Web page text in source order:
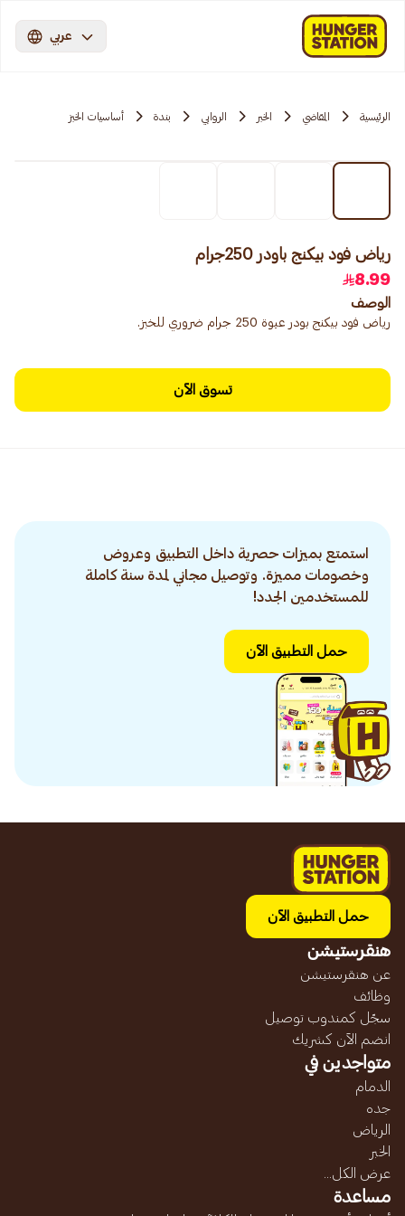
عربي
الرئيسية المقاضي الخبر الروابي بندة أساسيات الخبز
رياض فود بيكنج باودر 250جرام
8.99
الوصف
رياض فود بيكنج بودر عبوة 250 جرام ضروري للخبز.
تسوق الآن
استمتع بميزات حصرية داخل التطبيق وعروض
وخصومات مميزة. وتوصيل مجاني لمدة سنة كاملة
للمستخدمين الجدد!
حمل التطبيق الآن
حمل التطبيق الآن
هنقرستيشن
عن هنقرستيشن
وظائف
سجّل كمندوب توصيل
انضم الآن كشريك
متواجدين في
الدمام
جده
الرياض
الخبر
عرض الكل...
مساعدة